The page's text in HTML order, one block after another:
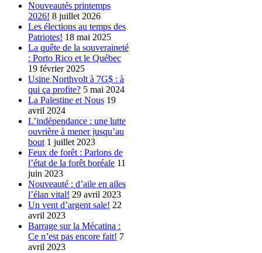
Nouveautés printemps
2026! 8 juillet 2026
Les élections au temps des
Patriotes! 18 mai 2025
La quête de la souveraineté
: Porto Rico et le Québec
19 février 2025
Usine Northvolt à 7G$ : à
qui ça profite? 5 mai 2024
La Palestine et Nous 19
avril 2024
L’indépendance : une lutte
ouvrière à mener jusqu’au
bout 1 juillet 2023
Feux de forêt : Parlons de
l’état de la forêt boréale 11
juin 2023
Nouveauté : d’aile en ailes
l’élan vital! 29 avril 2023
Un vent d’argent sale! 22
avril 2023
Barrage sur la Mécatina :
Ce n’est pas encore fait! 7
avril 2023